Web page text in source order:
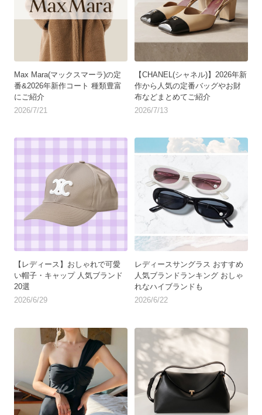
Max Mara(マックスマーラ)の定
番&2026年新作コート 種類豊富
にご紹介
2026/7/21
【CHANEL(シャネル)】2026年新
作から人気の定番バッグやお財
布などまとめてご紹介
2026/7/13
【レディース】おしゃれで可愛
い帽子・キャップ 人気ブランド
20選
2026/6/29
レディースサングラス おすすめ
人気ブランドランキング おしゃ
れなハイブランドも
2026/6/22